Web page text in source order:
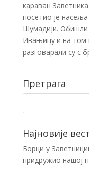
караван
посетио је
Шумадији.
Ивањицу и на том
разговарали су с
Претрага
Најновије
Борци у
придружио нашој